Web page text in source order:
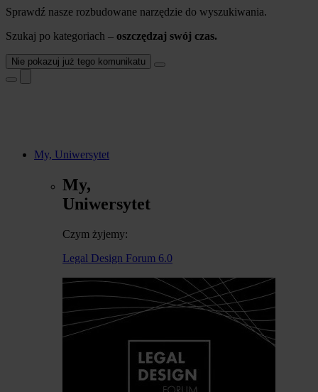
Sprawdź nasze rozbudowane narzędzie do wyszukiwania.
Szukaj po kategoriach – oszczędzaj swój czas.
Nie pokazuj już tego komunikatu
My, Uniwersytet
My,
Uniwersytet
Czym żyjemy:
Legal Design Forum 6.0